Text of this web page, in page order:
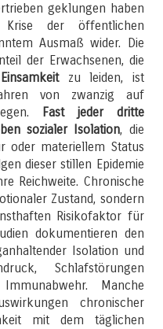
geklungen haben
der öffentlichen
Ausmaß wider. Die
der Erwachsenen, die
zu leiden, ist
von zwanzig auf
Fast jeder dritte
sozialer Isolation, die
oder materiellem Status
dieser stillen Epidemie
Reichweite. Chronische
Zustand, sondern
Risikofaktor für
dokumentieren den
Isolation und
Schlafstörungen
Manche
chronischer
mit dem täglichen